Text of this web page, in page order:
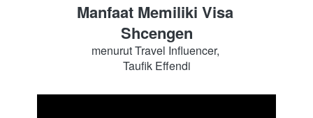
Manfaat Memiliki Visa
Shcengen
menurut Travel Influencer,
Taufik Effendi